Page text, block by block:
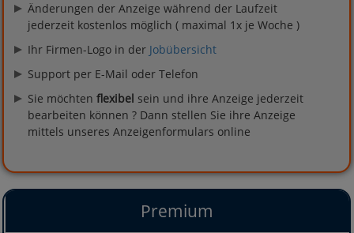
Änderungen der Anzeige während der Laufzeit
jederzeit kostenlos möglich ( maximal 1x je Woche )
Ihr Firmen-Logo in der Jobübersicht
Support per E-Mail oder Telefon
Sie möchten flexibel sein und ihre Anzeige jederzeit
bearbeiten können ? Dann stellen Sie ihre Anzeige
mittels unseres Anzeigenformulars online
Premium